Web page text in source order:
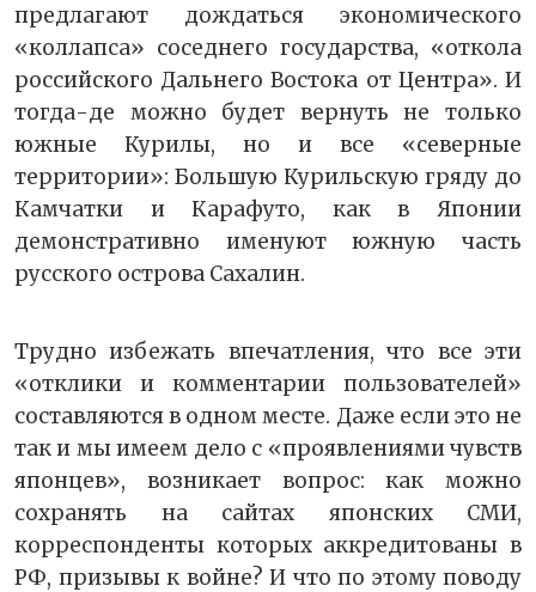
предлагают дождаться экономического
«коллапса» соседнего государства, «откола
российского Дальнего Востока от Центра». И
тогда-де можно будет вернуть не только
южные Курилы, но и все «северные
территории»: Большую Курильскую гряду до
Камчатки и Карафуто, как в Японии
демонстративно именуют южную часть
русского острова Сахалин.
Трудно избежать впечатления, что все эти
«отклики и комментарии пользователей»
составляются в одном месте. Даже если это не
так и мы имеем дело с «проявлениями чувств
японцев», возникает вопрос: как можно
сохранять на сайтах японских СМИ,
корреспонденты которых аккредитованы в
РФ, призывы к войне? И что по этому поводу